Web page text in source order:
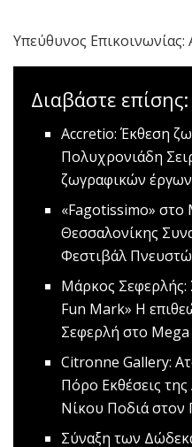
Υπεύθυνος
Διαβάστε επίσης:
Accretio: Έκθεση
Πολυχρονιάδη
ζωγραφικών έργων
«Fagotissimo»
Θεσσαλονίκης
Φεστιβάλ
Μάρκος
Fun Mark» Η
Σεφερλή στο Mega
Citronne Gallery:
Πόρο Eκθέσεις
Νίκου Ποδιά στον
Σύναξη των